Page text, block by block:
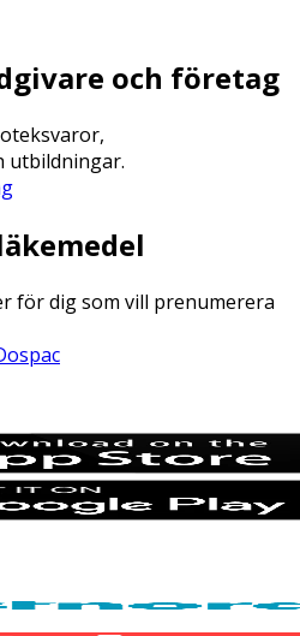
och företag
utbildningar.
för dig som vill prenumerera